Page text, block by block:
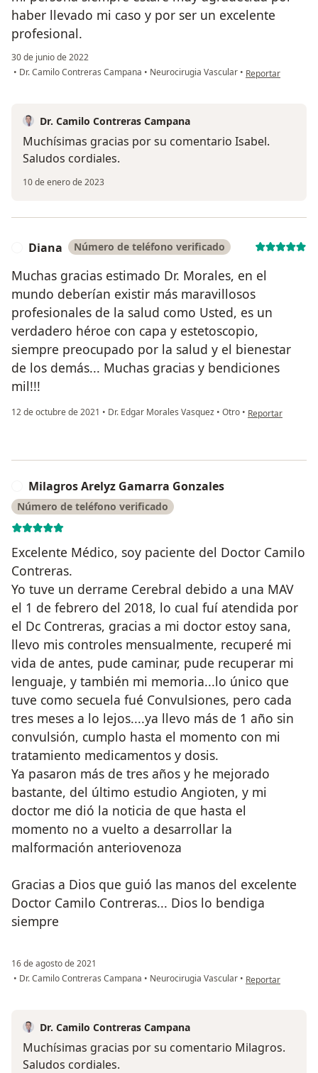
haber llevado mi caso y por ser un excelente
profesional.
30 de junio de 2022
• Dr. Camilo Contreras Campana • Neurocirugia Vascular • en opinión del
Reportar
Dr. Camilo Contreras Campana
Muchísimas gracias por su comentario Isabel.
Saludos cordiales.
10 de enero de 2023
Diana Número de teléfono verificado
Muchas gracias estimado Dr. Morales, en el
mundo deberían existir más maravillosos
profesionales de la salud como Usted, es un
verdadero héroe con capa y estetoscopio,
siempre preocupado por la salud y el bienestar
de los demás... Muchas gracias y bendiciones
mil!!!
12 de octubre de 2021 • Dr. Edgar Morales Vasquez • Otro • en opinión del
Reportar
Milagros Arelyz Gamarra Gonzales
Número de teléfono verificado
Excelente Médico, soy paciente del Doctor Camilo
Contreras.
Yo tuve un derrame Cerebral debido a una MAV
el 1 de febrero del 2018, lo cual fuí atendida por
el Dc Contreras, gracias a mi doctor estoy sana,
llevo mis controles mensualmente, recuperé mi
vida de antes, pude caminar, pude recuperar mi
lenguaje, y también mi memoria...lo único que
tuve como secuela fué Convulsiones, pero cada
tres meses a lo lejos....ya llevo más de 1 año sin
convulsión, cumplo hasta el momento con mi
tratamiento medicamentos y dosis.
Ya pasaron más de tres años y he mejorado
bastante, del último estudio Angioten, y mi
doctor me dió la noticia de que hasta el
momento no a vuelto a desarrollar la
malformación anteriovenoza
Gracias a Dios que guió las manos del excelente
Doctor Camilo Contreras... Dios lo bendiga
siempre
16 de agosto de 2021
• Dr. Camilo Contreras Campana • Neurocirugia Vascular • en opinión del
Reportar
Dr. Camilo Contreras Campana
Muchísimas gracias por su comentario Milagros.
Saludos cordiales.